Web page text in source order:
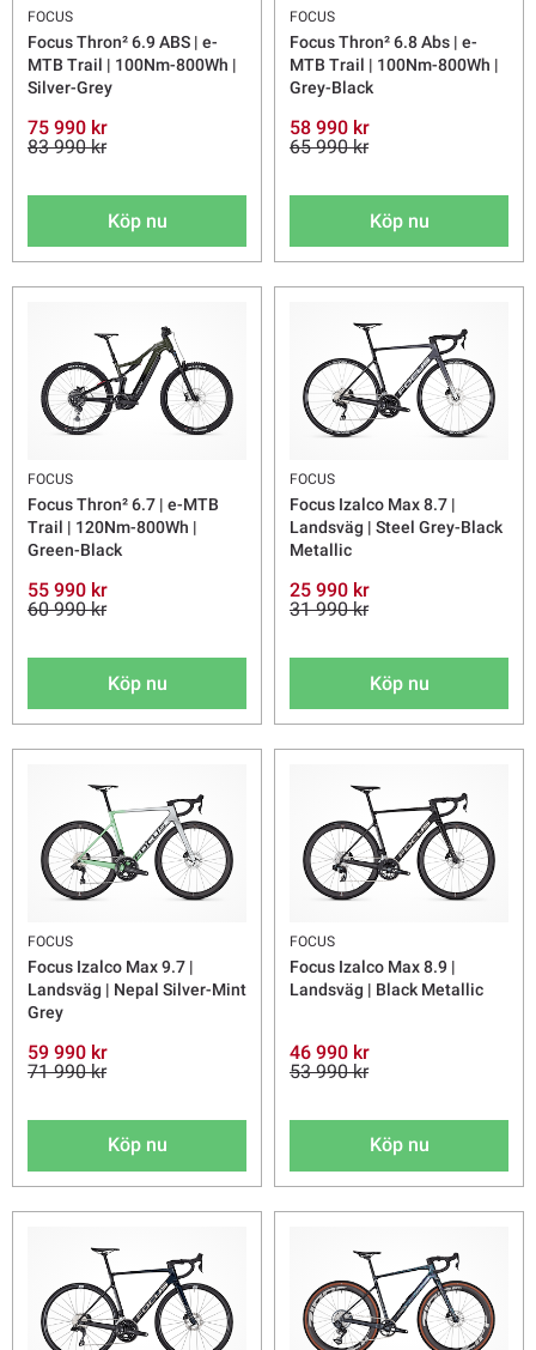
FOCUS
Focus Thron² 6.9 ABS | e-
MTB Trail | 100Nm-800Wh |
Silver-Grey
75 990 kr
83 990 kr
Köp nu
FOCUS
Focus Thron² 6.8 Abs | e-
MTB Trail | 100Nm-800Wh |
Grey-Black
58 990 kr
65 990 kr
Köp nu
FOCUS
Focus Thron² 6.7 | e-MTB
Trail | 120Nm-800Wh |
Green-Black
55 990 kr
60 990 kr
Köp nu
FOCUS
Focus Izalco Max 8.7 |
Landsväg | Steel Grey-Black
Metallic
25 990 kr
31 990 kr
Köp nu
FOCUS
Focus Izalco Max 9.7 |
Landsväg | Nepal Silver-Mint
Grey
59 990 kr
71 990 kr
Köp nu
FOCUS
Focus Izalco Max 8.9 |
Landsväg | Black Metallic
46 990 kr
53 990 kr
Köp nu